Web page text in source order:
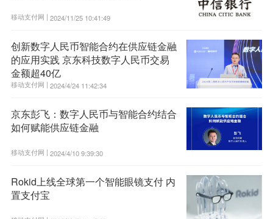
移动支付网 | 2024/11/25 10:41:49
创新数字人民币智能合约在供应链金融
的应用实践 京东科技数字人民币交易
金额超40亿
移动支付网 | 2024/4/24 11:42:34
京东彭飞：数字人民币与智能合约结合
如何赋能供应链金融
移动支付网 | 2024/4/10 9:39:30
Rokid上线全球第一个智能眼镜支付 内
置支付宝